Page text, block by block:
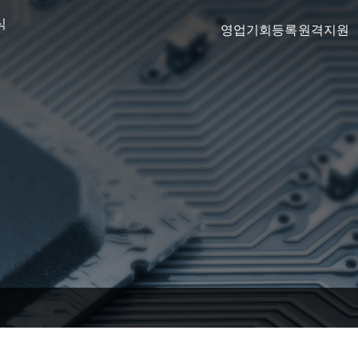
원격지원
영업기회등록